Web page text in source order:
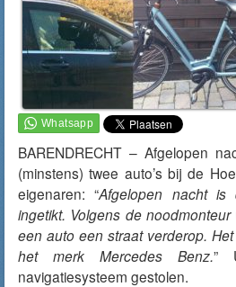
BARENDRECHT – Afgelopen
(minstens) twee auto’s bij de
eigenaren: “Afgelopen nacht
ingetikt. Volgens de
een auto een straat verderop.
het merk Mercedes Benz.”
navigatiesysteem gestolen.